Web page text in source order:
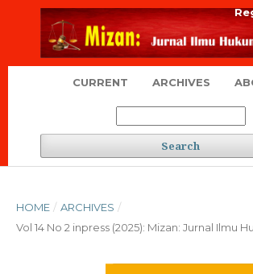
CURRENT ARCHIVES
Search
HOME / ARCHIVES /
Vol 14 No 2 inpress (2025): Mizan: Jurnal Ilmu